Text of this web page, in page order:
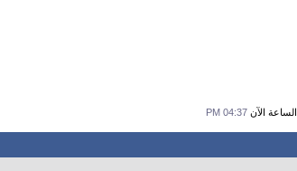
الساعة الآن04:37 PM